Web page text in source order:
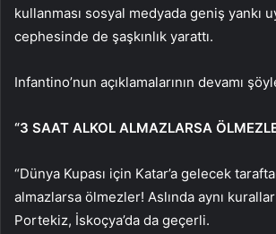
kullanması sosyal medyada geniş yankı
cephesinde de şaşkınlık yarattı.
Infantino’nun açıklamalarının devamı
“3 SAAT ALKOL ALMAZLARSA
“Dünya Kupası için Katar’a gelecek
almazlarsa ölmezler! Aslında aynı
Portekiz, İskoçya’da da geçerli.